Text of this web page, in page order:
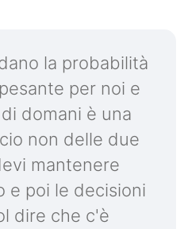
la probabilità
per noi e
domani è una
non delle due
mantenere
e poi le decisioni
dire che c'è